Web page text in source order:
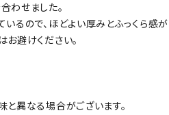
わせました。
るので、ほどよい厚みとふっくら感が
避けください。
異なる場合がございます。